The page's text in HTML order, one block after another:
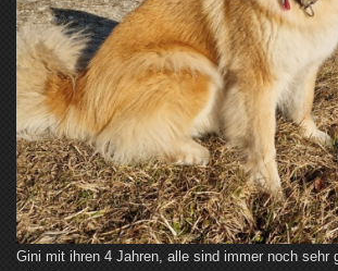
Gini mit ihren 4 Jahren, alle sind immer noch sehr